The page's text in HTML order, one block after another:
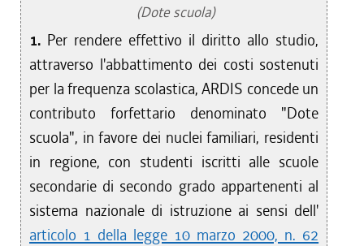
(Dote scuola)
1. Per rendere effettivo il diritto allo studio,
attraverso l'abbattimento dei costi sostenuti
per la frequenza scolastica, ARDIS concede un
contributo forfettario denominato "Dote
scuola", in favore dei nuclei familiari, residenti
in regione, con studenti iscritti alle scuole
secondarie di secondo grado appartenenti al
sistema nazionale di istruzione ai sensi dell'
articolo 1 della legge 10 marzo 2000, n. 62